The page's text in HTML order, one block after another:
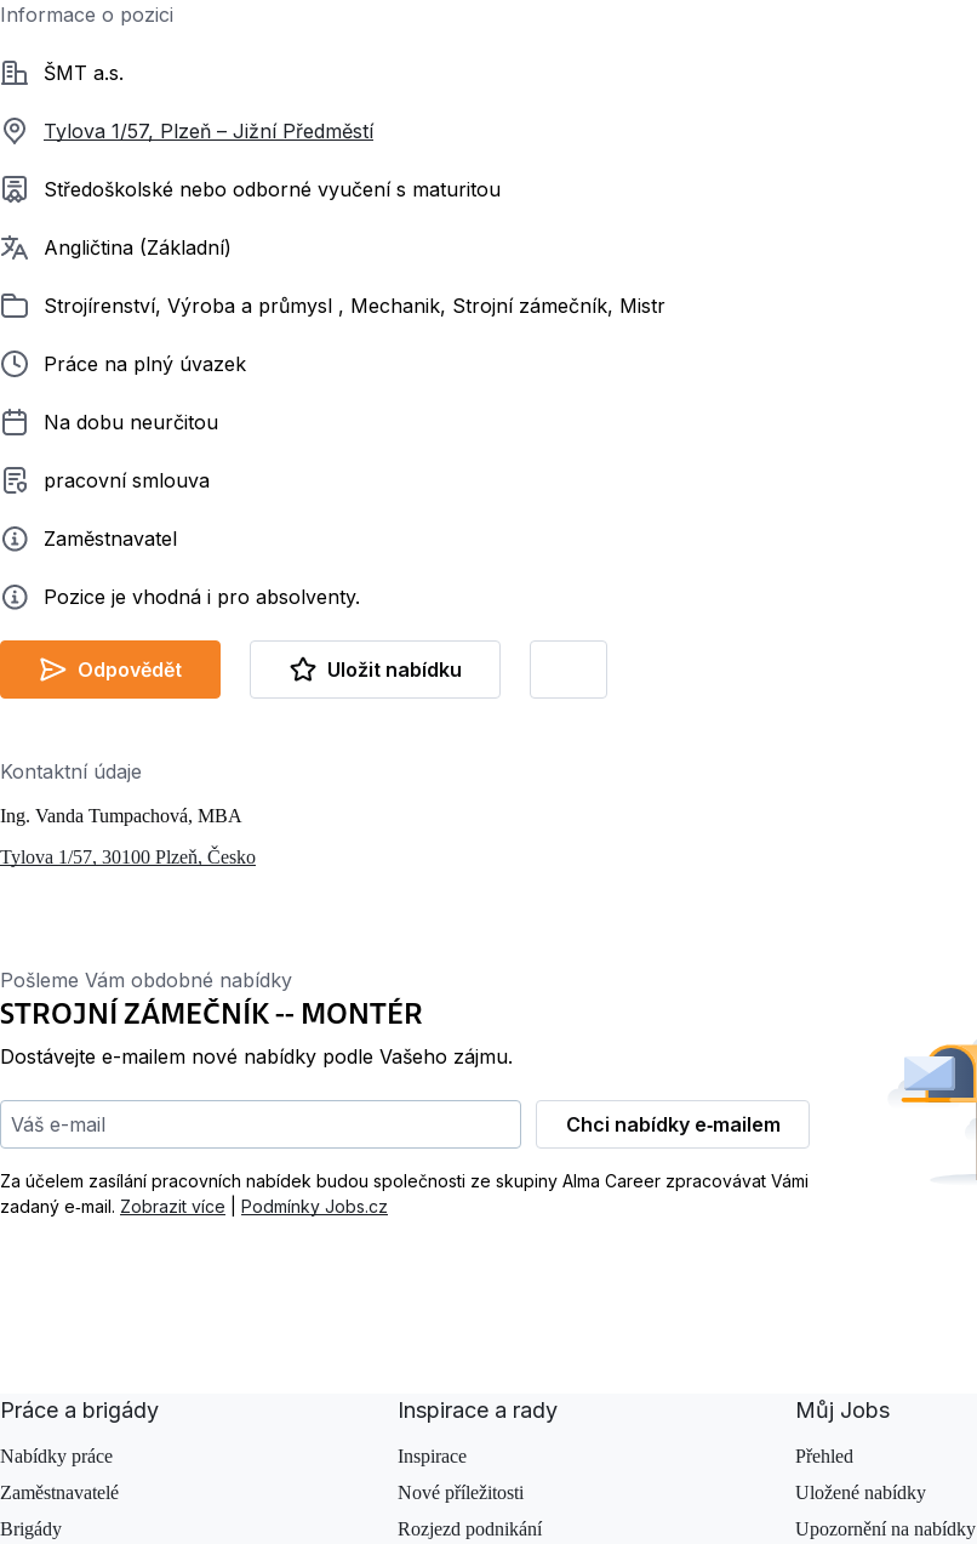
Informace o pozici
SpolečnostŠMT a.s.
Tylova 1/57, Plzeň – Jižní Předměstí
Požadované vzdělání
Středoškolské nebo odborné vyučení s maturitou
Požadované jazyky
Angličtina (Základní)
ZařazenoStrojírenství, Výroba a průmysl , Mechanik, Strojní zámečník, Mistr
Typ pracovního poměru
Práce na plný úvazek
Délka pracovního poměru
Na dobu neurčitou
Typ smluvního vztahu
pracovní smlouva
ZadavatelZaměstnavatel
Info Pozice je vhodná i pro absolventy.
Odpovědět Uložit nabídku
Kontaktní údaje
Ing. Vanda Tumpachová, MBA
Tylova 1/57, 30100 Plzeň, Česko
Pošleme Vám obdobné nabídky
STROJNÍ ZÁMEČNÍK -- MONTÉR
Dostávejte e-mailem nové nabídky podle Vašeho zájmu.
Váš e-mail
Chci nabídky e‑mailem
Za účelem zasílání pracovních nabídek budou společnosti ze skupiny Alma Career zpracovávat Vámi
zadaný e‑mail. Zobrazit více Podmínky Jobs.cz
Práce a brigády
Nabídky práce
Zaměstnavatelé
Brigády
Inspirace a rady
Inspirace
Nové příležitosti
Rozjezd podnikání
Můj Jobs
Přehled
Uložené nabídky
Upozornění na nabídky